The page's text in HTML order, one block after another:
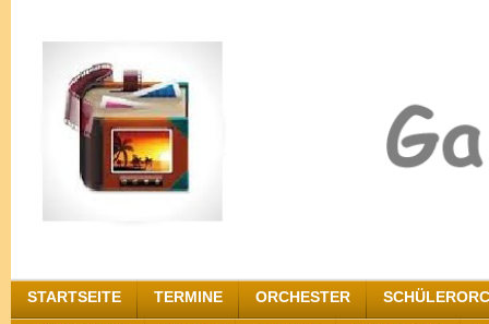
STARTSEITE TERMINE ORCHESTER